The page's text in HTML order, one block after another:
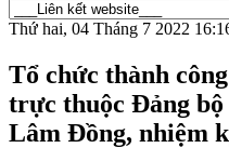
Thứ hai, 04 Tháng 7 2022
Tổ chức thành
trực thuộc Đảng
Lâm Đồng, nhiệm